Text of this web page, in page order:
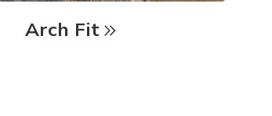
Arch Fit